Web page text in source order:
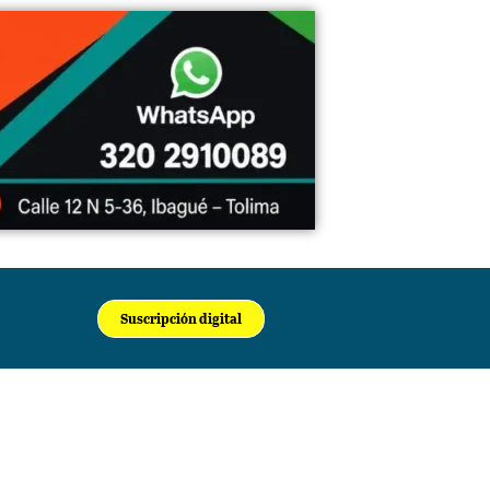
Suscripción digital